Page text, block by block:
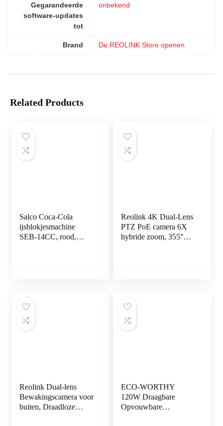
Gegarandeerde
software-updates
tot
‎onbekend
Brand De REOLINK Store openen
Related Products
Salco Coca-Cola
ijsblokjesmachine
SEB-14CC, rood,
Reolink 4K Dual-Lens
PTZ PoE camera 6X
hybride zoom, 355°
Reolink Dual-lens
Bewakingscamera voor
buiten, Draadloze
ECO-WORTHY
120W Draagbare
Opvouwbare